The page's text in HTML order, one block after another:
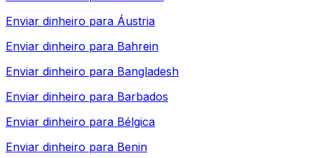
Enviar dinheiro para Áustria
Enviar dinheiro para Bahrein
Enviar dinheiro para Bangladesh
Enviar dinheiro para Barbados
Enviar dinheiro para Bélgica
Enviar dinheiro para Benin